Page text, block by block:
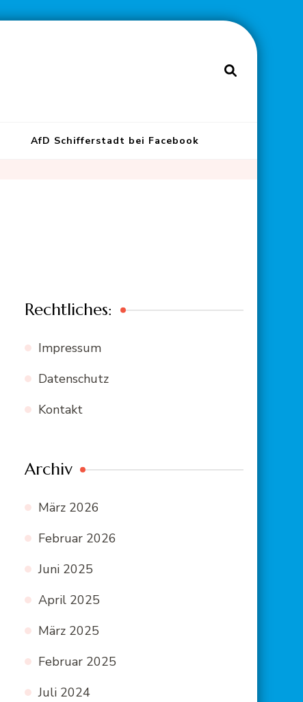
AfD Schifferstadt bei Facebook
Rechtliches:
Impressum
Datenschutz
Kontakt
Archiv
März 2026
Februar 2026
Juni 2025
April 2025
März 2025
Februar 2025
Juli 2024